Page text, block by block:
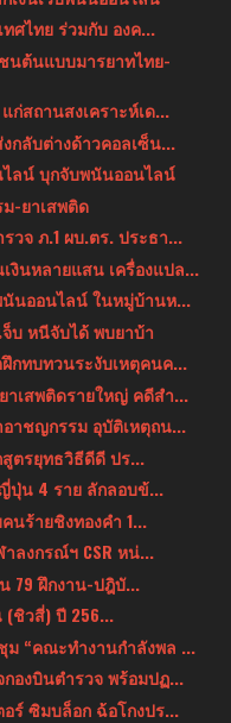
ศไทย ร่วมกับ องค...
นต้นแบบมารยาทไทย-
สถานสงเคราะห์เด...
กลับต่างด้าวคอลเซ็น...
ไลน์ บุกจับพนันออนไลน์
-ยาเสพติด
วจ ภ.1 ผบ.ตร. ประธา...
งินหลายแสน เครื่องแปล...
นันออนไลน์ ในหมู่บ้านห...
บ หนีจับได้ พบยาบ้า
กทบทวนระงับเหตุคนค...
าเสพติดรายใหญ่ คดีสำ...
าชญกรรม อุบัติเหตุถน...
ตรยุทธวิธีดีดี ปร...
ปุ่น 4 ราย ลักลอบข้...
นร้ายชิงทองคำ 1...
ลงกรณ์ฯ CSR หน่...
79 ฝึกงาน-ปฎิบั...
(ชิวสี่) ปี 256...
ม “คณะทำงานกำลังพล ...
องบินตำรวจ พร้อมปฏ...
อร์ ซิมบล็อก ฉ้อโกงปร...